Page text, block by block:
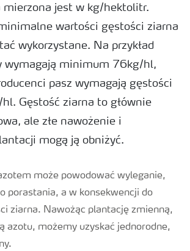
mierzona jest w kg/hektolitr.
wartości gęstości ziarna
wykorzystane. Na przykład
wymagają minimum 76kg/hl,
pasz wymagają gęstości
Gęstość ziarna to głównie
ale złe nawożenie i
mogą ją obniżyć.
może powodować wyleganie,
porastania, a w konsekwencji do
ziarna. Nawożąc plantację zmienną,
azotu, możemy uzyskać jednorodne,